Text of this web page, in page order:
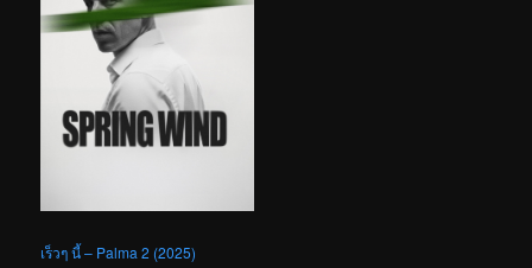
เร็วๆ นี้ – Palma 2 (2025)